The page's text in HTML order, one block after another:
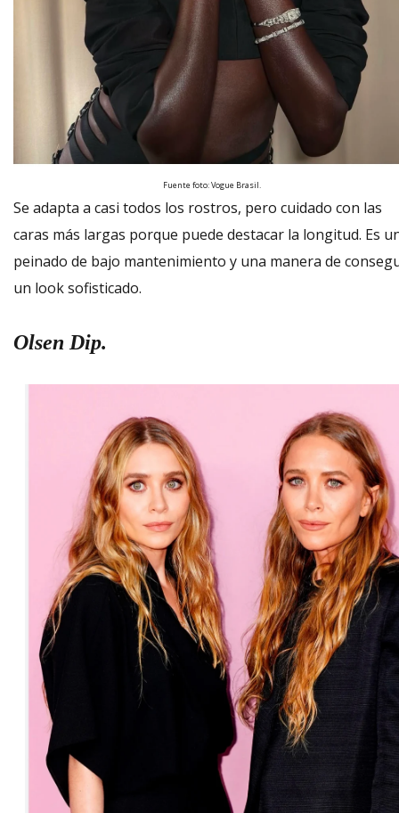
Fuente foto: Vogue Brasil.
Se adapta a casi todos los rostros, pero cuidado con las
caras más largas porque puede destacar la longitud. Es
peinado de bajo mantenimiento y una manera de
un look sofisticado.
Olsen Dip.